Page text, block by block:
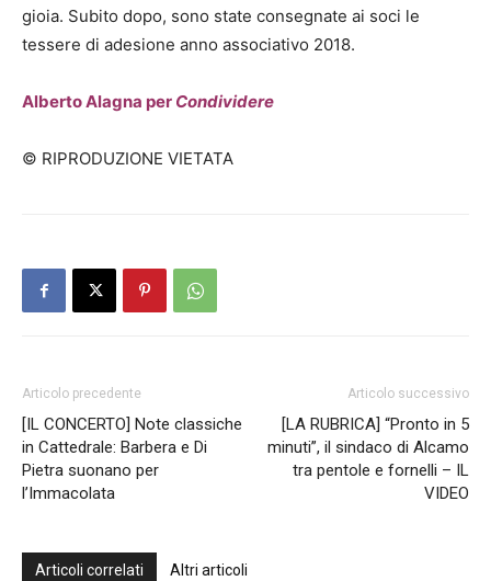
gioia. Subito dopo, sono state consegnate ai soci le
tessere di adesione anno associativo 2018.
Alberto Alagna per Condividere
© RIPRODUZIONE VIETATA
Articolo precedente
[IL CONCERTO] Note classiche
in Cattedrale: Barbera e Di
Pietra suonano per
l’Immacolata
Articolo successivo
[LA RUBRICA] “Pronto in 5
minuti”, il sindaco di Alcamo
tra pentole e fornelli – IL
VIDEO
Articoli correlati Altri articoli